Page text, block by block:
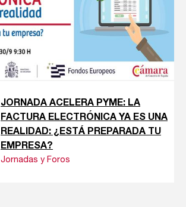
JORNADA ACELERA PYME: LA
FACTURA ELECTRÓNICA YA ES UNA
REALIDAD: ¿ESTÁ PREPARADA TU
EMPRESA?
Jornadas y Foros